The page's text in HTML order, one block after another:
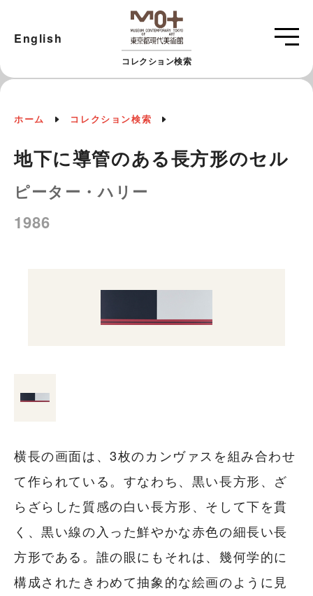
コレクション検索
English
ホーム コレクション検索
地下に導管のある長方形のセル
ピーター・ハリー
1986
横長の画面は、3枚のカンヴァスを組み合わせ
て作られている。すなわち、黒い長方形、ざ
らざらした質感の白い長方形、そして下を貫
く、黒い線の入った鮮やかな赤色の細長い長
方形である。誰の眼にもそれは、幾何学的に
構成されたきわめて抽象的な絵画のように見